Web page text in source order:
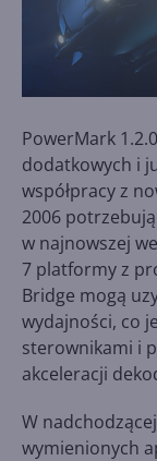
PowerMark
dodatkowych i
współpracy z
2006
w najnowszej
7 platformy z
Bridge mogą
wydajności, co
sterownikami i
akceleracji
W
wymienionych